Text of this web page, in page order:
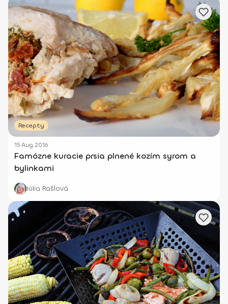
Recepty
15 Aug 2016
Famózne kuracie prsia plnené kozím syrom a
bylinkami
Júlia Rašlová